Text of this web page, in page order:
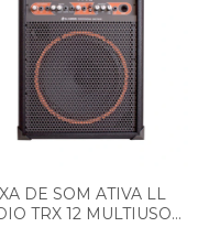
DE SOM ATIVA LL
TRX 12 MULTIUSO